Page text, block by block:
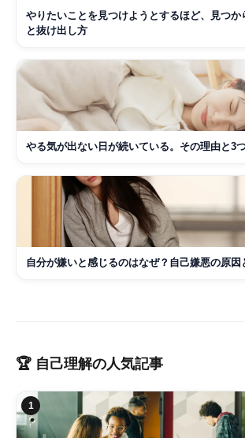
やりたいことを見つけようとするほど、見つか
と抜け出し方
やる気が出ない日が続いている。その理由と3
自分が嫌いと感じるのはなぜ？自己嫌悪の原因
🏆 自己理解の人気記事
1